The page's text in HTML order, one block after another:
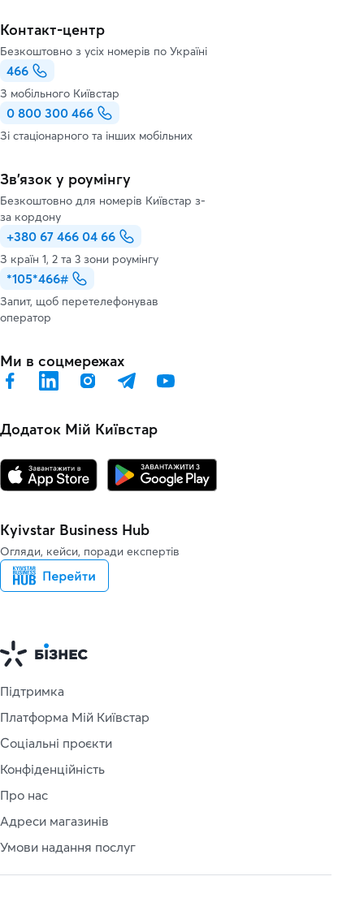
Контакт-центр
Безкоштовно з усіх номерів по Україні
466
З мобільного Київстар
0 800 300 466
Зі стаціонарного та інших мобільних
Зв’язок у роумінгу
Безкоштовно для номерів Київстар з-
за кордону
+380 67 466 04 66
З країн 1, 2 та 3 зони роумінгу
*105*466#
Запит, щоб перетелефонував
оператор
Ми в соцмережах
Додаток Мій Київстар
Kyivstar Business Hub
Огляди, кейси, поради експертів
Підтримка
Платформа Мій Київстар
Соціальні проєкти
Конфіденційність
Про нас
Адреси магазинів
Умови надання послуг